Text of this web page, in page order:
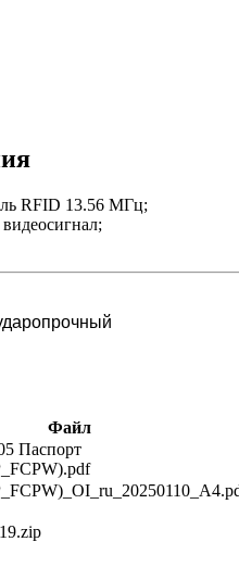
RFID 13.56 МГц;
Файл
Паспорт